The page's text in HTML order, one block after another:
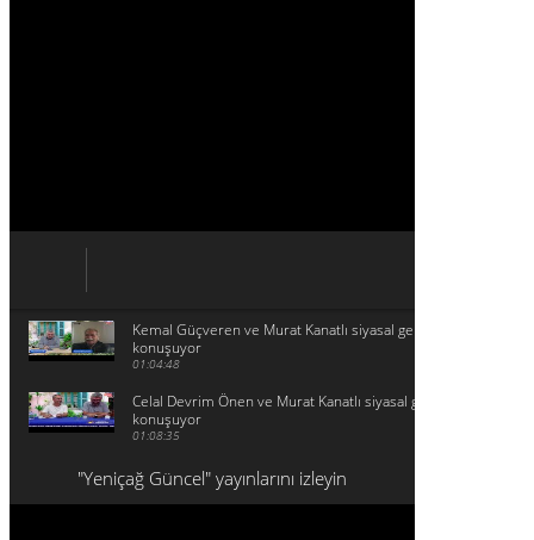
Kemal Güçveren ve Murat Kanatlı siyasal gelişmeleri
konuşuyor
01:04:48
Celal Devrim Önen ve Murat Kanatlı siyasal gelişmeleri
konuşuyor
01:08:35
"Yeniçağ Güncel" yayınlarını izleyin